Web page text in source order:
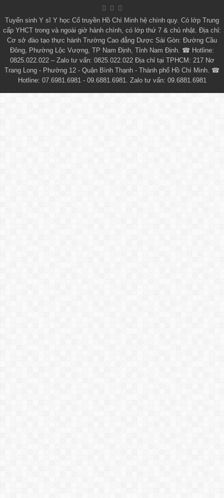
Tuyển sinh Y sĩ Y học Cổ truyền Hồ Chí Minh hệ chính quy. Có lớp Trung
cấp YHCT trong và ngoài giờ hành chính, có lớp thứ 7 & chủ nhật. Địa chỉ:
Cơ sở đào tạo thực hành Trường Cao đẳng Dược Sài Gòn: Đường Cầu
Đông, Phường Lộc Vượng, TP Nam Định, Tỉnh Nam Định. ☎ Hotline:
0825.022.022 – Zalo tư vấn: 0825.022.022 Địa chỉ tại TPHCM: 217 Nơ
Trang Long - Phường 12 - Quận Bình Thạnh - Thành phố Hồ Chí Minh. ☎
Hotline: 07.6981.6981 - 09.6881.6981. Zalo tư vấn: 09.6881.6981